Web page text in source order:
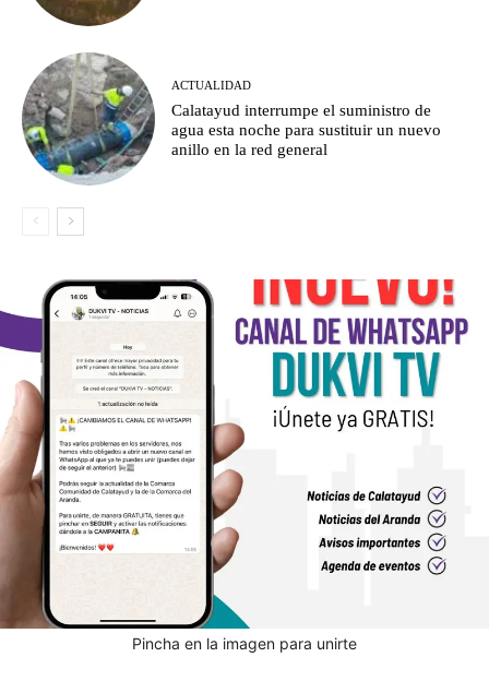
ACTUALIDAD
Calatayud interrumpe el suministro de
agua esta noche para sustituir un nuevo
anillo en la red general
Pincha en la imagen para unirte